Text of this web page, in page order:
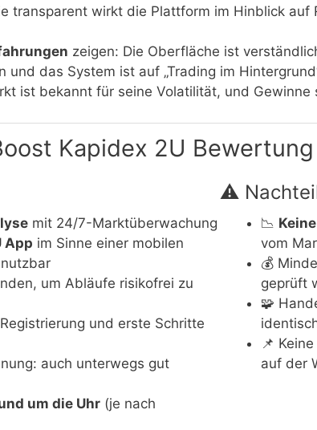
transparent wirkt die Plattform im Hinblick auf
zeigen: Die Oberfläche ist
und das System ist auf „Trading im
ist bekannt für seine Volatilität, und Gewinne
Kapidex 2U
mit 24/7-Marktüberwachung
App im Sinne einer mobilen
um Abläufe risikofrei zu
und erste Schritte
auch unterwegs gut
um die Uhr (je nach
⚠️
📉
vom
💰
geprüft
🧩
📌
auf der